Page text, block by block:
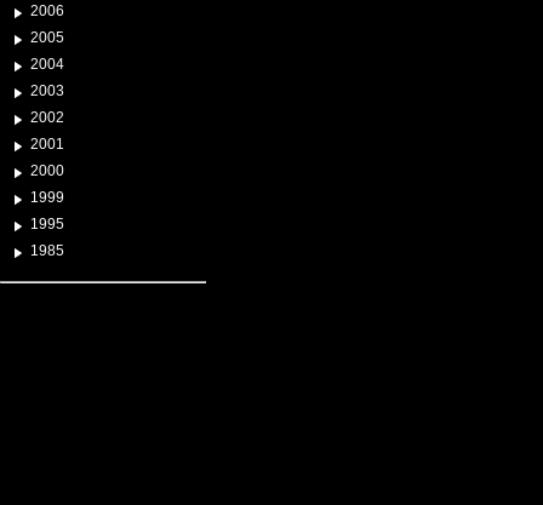
2006
2005
2004
2003
2002
2001
2000
1999
1995
1985